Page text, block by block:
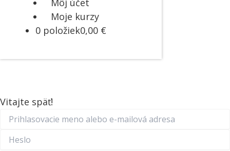
Môj účet
Moje kurzy
0 položiek0,00 €
Vitajte späť!